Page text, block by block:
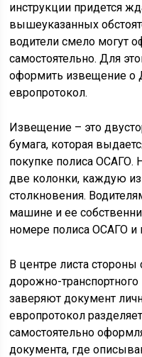
инструкции придется
вышеуказанных
водители смело могут
самостоятельно. Для
оформить извещение
европротокол.
Извещение – это
бумага, которая
покупке полиса ОСАГО.
две колонки, каждую
столкновения.
машине и ее
номере полиса ОСАГО и
В центре листа
дорожно-
заверяют документ
европротокол
самостоятельно
документа, где